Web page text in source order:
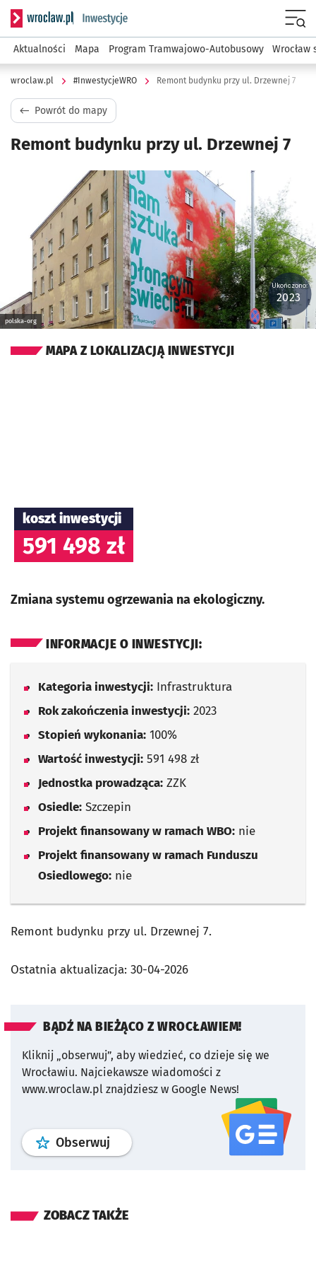
Serwis informacyjny wroclaw.pl podserwis:
Aktualności Mapa Program Tramwajowo-Autobusowy Wrocław
wroclaw.pl #InwestycjeWRO Remont budynku przy ul. Drzewnej 7
Powrót do mapy
Remont budynku przy ul. Drzewnej 7
Kliknij, aby powiększyć
polska-org
Ukończono:
2023
MAPA Z LOKALIZACJĄ INWESTYCJI
koszt inwestycji
591 498 zł
Zmiana systemu ogrzewania na ekologiczny.
INFORMACJE O INWESTYCJI:
Kategoria inwestycji: Infrastruktura
Rok zakończenia inwestycji: 2023
Stopień wykonania: 100%
Wartość inwestycji: 591 498 zł
Jednostka prowadząca: ZZK
Osiedle: Szczepin
Projekt finansowany w ramach WBO: nie
Projekt finansowany w ramach Funduszu
Osiedlowego: nie
Remont budynku przy ul. Drzewnej 7.
Ostatnia aktualizacja: 30-04-2026
BĄDŹ NA BIEŻĄCO Z WROCŁAWIEM!
Kliknij „obserwuj”, aby wiedzieć, co dzieje się we
Wrocławiu. Najciekawsze wiadomości z
www.wroclaw.pl znajdziesz w Google News!
Obserwuj profil serwisu
ZOBACZ TAKŻE